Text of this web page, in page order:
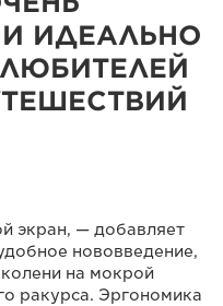
ИДЕАЛЬНО
экран, — добавляет
нововведение,
на мокрой
ракурса. Эргономика